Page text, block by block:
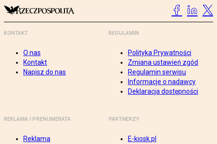
KONTAKT
O nas
Kontakt
Napisz do nas
REGULAMIN
Polityka Prywatności
Zmiana ustawień zgód
Regulamin serwisu
Informacje o nadawcy
Deklaracja dostępności
REKLAMA I PRENUMERATA
Reklama
PARTNERZY
E-kiosk.pl